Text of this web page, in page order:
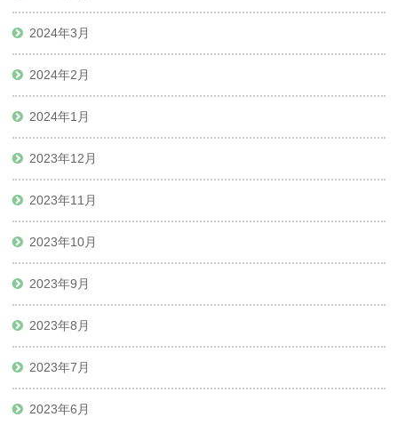
2024年3月
2024年2月
2024年1月
2023年12月
2023年11月
2023年10月
2023年9月
2023年8月
2023年7月
2023年6月